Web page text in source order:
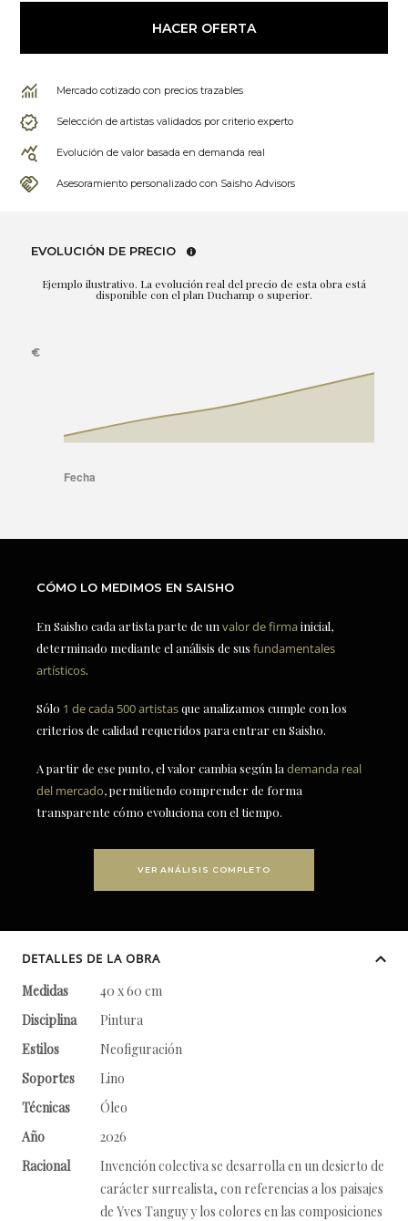
HACER OFERTA
Mercado cotizado con precios trazables
Selección de artistas validados por criterio experto
Evolución de valor basada en demanda real
Asesoramiento personalizado con Saisho Advisors
EVOLUCIÓN DE PRECIO
Ejemplo ilustrativo. La evolución real del precio de esta obra está
disponible con el plan Duchamp o superior.
CÓMO LO MEDIMOS EN SAISHO
En Saisho cada artista parte de un valor de firmainicial,
determinado mediante el análisis de sus fundamentales
artísticos.
Sólo 1 de cada 500 artistasque analizamos cumple con los
criterios de calidad requeridos para entrar en Saisho.
A partir de ese punto, el valor cambia según la demanda real
del mercado, permitiendo comprender de forma
transparente cómo evoluciona con el tiempo.
VER ANÁLISIS COMPLETO
DETALLES DE LA OBRA
Medidas
40 x 60 cm
Disciplina
Pintura
Estilos
Neofiguración
Soportes
Lino
Técnicas
Óleo
Año
2026
Racional
Invención colectiva se desarrolla en un desierto de
carácter surrealista, con referencias a los paisajes
de Yves Tanguy y los colores en las composiciones